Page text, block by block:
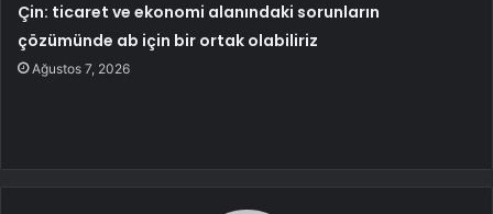
Çin: ticaret ve ekonomi alanındaki sorunların
çözümünde ab için bir ortak olabiliriz
Ağustos 7, 2026